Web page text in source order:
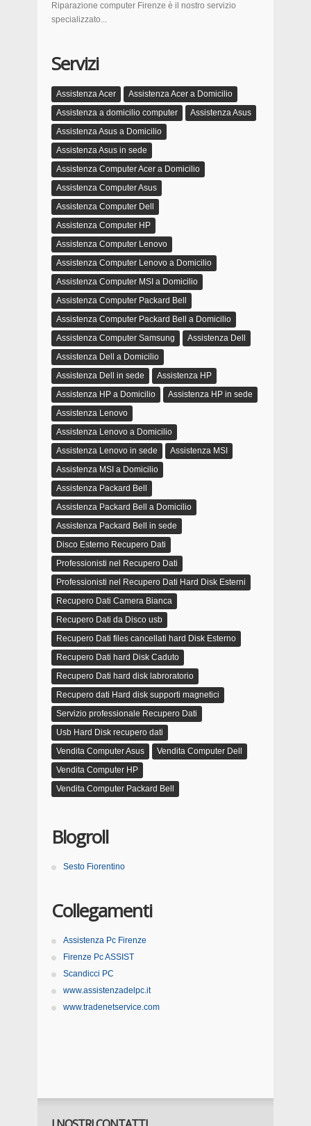
Riparazione computer Firenze è il nostro servizio
specializzato...
Servizi
Assistenza Acer
Assistenza Acer a Domicilio
Assistenza a domicilio computer
Assistenza Asus
Assistenza Asus a Domicilio
Assistenza Asus in sede
Assistenza Computer Acer a Domicilio
Assistenza Computer Asus
Assistenza Computer Dell
Assistenza Computer HP
Assistenza Computer Lenovo
Assistenza Computer Lenovo a Domicilio
Assistenza Computer MSI a Domicilio
Assistenza Computer Packard Bell
Assistenza Computer Packard Bell a Domicilio
Assistenza Computer Samsung
Assistenza Dell
Assistenza Dell a Domicilio
Assistenza Dell in sede
Assistenza HP
Assistenza HP a Domicilio
Assistenza HP in sede
Assistenza Lenovo
Assistenza Lenovo a Domicilio
Assistenza Lenovo in sede
Assistenza MSI
Assistenza MSI a Domicilio
Assistenza Packard Bell
Assistenza Packard Bell a Domicilio
Assistenza Packard Bell in sede
Disco Esterno Recupero Dati
Professionisti nel Recupero Dati
Professionisti nel Recupero Dati Hard Disk Esterni
Recupero Dati Camera Bianca
Recupero Dati da Disco usb
Recupero Dati files cancellati hard Disk Esterno
Recupero Dati hard Disk Caduto
Recupero Dati hard disk labroratorio
Recupero dati Hard disk supporti magnetici
Servizio professionale Recupero Dati
Usb Hard Disk recupero dati
Vendita Computer Asus
Vendita Computer Dell
Vendita Computer HP
Vendita Computer Packard Bell
Blogroll
Sesto Fiorentino
Collegamenti
Assistenza Pc Firenze
Firenze Pc ASSIST
Scandicci PC
www.assistenzadelpc.it
www.tradenetservice.com